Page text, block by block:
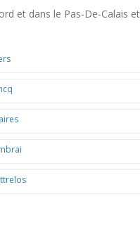
et dans le Pas-De-Calais et